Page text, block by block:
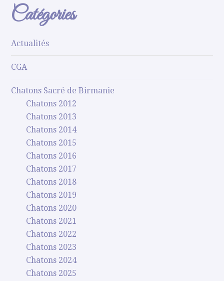
Catégories
Actualités
CGA
Chatons Sacré de Birmanie
Chatons 2012
Chatons 2013
Chatons 2014
Chatons 2015
Chatons 2016
Chatons 2017
Chatons 2018
Chatons 2019
Chatons 2020
Chatons 2021
Chatons 2022
Chatons 2023
Chatons 2024
Chatons 2025